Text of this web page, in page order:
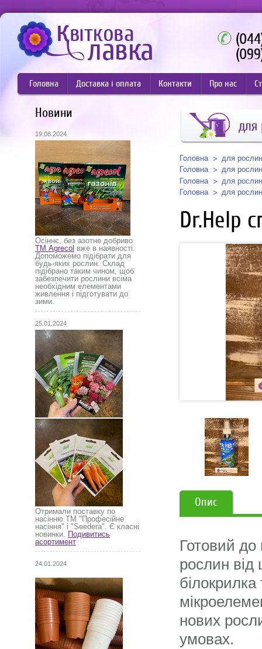
Головна Доставка і оплата Контакти Про нас
Новини
19.08.2024
Осіннє, без азотне добриво
ТМ Agrecol вже в наявності.
Допоможемо підібрати для
будь-яких рослин. Склад
підібрано таким чином, щоб
забезпечити рослини всіма
необхідним елементами
живлення і підготувати до
зими.
25.01.2024
Отримали поставку по
насінню ТМ "Професійне
насіння" і "Seedera". Є класні
новинки. Подивитись
асортимент
24.01.2024
для
Головна
для рослин
Головна
для рослин
Головна
для рослин
Головна
для рослин
Dr.Help
Опис
Готовий до
рослин від
нових
умовах.